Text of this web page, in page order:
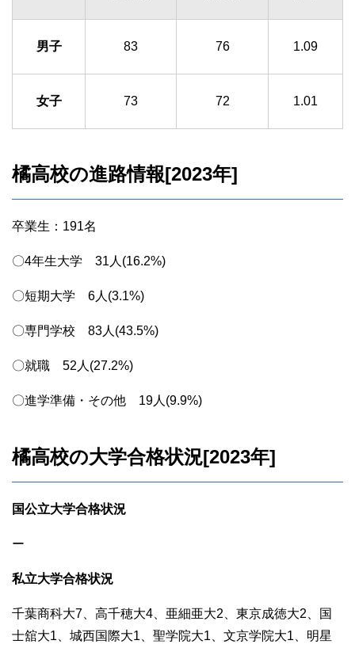
男子 83 76 1.09
女子 73 72 1.01
橘高校の進路情報[2023年]
卒業生：191名
〇4年生大学 31人(16.2%)
〇短期大学 6人(3.1%)
〇専門学校 83人(43.5%)
〇就職 52人(27.2%)
〇進学準備・その他 19人(9.9%)
橘高校の大学合格状況[2023年]
国公立大学合格状況
ー
私立大学合格状況
千葉商科大7、高千穂大4、亜細亜大2、東京成徳大2、国
士舘大1、城西国際大1、聖学院大1、文京学院大1、明星